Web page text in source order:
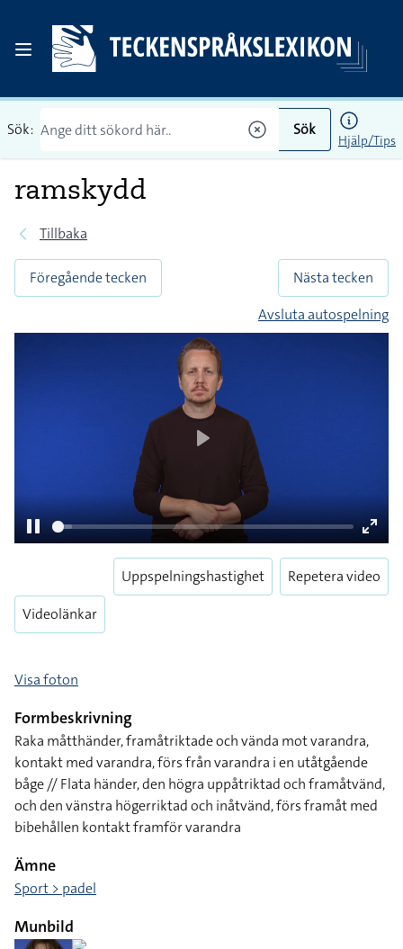
Sök: Sök
Hjälp/Tips
ramskydd
Tillbaka
Föregående tecken
Nästa tecken
Avsluta autospelning
Enter
Videolänkar
Uppspelningshastighet Repetera video
Visa foton
Formbeskrivning
Raka måtthänder, framåtriktade och vända mot varandra,
kontakt med varandra, förs från varandra i en utåtgående
båge // Flata händer, den högra uppåtriktad och framåtvänd,
och den vänstra högerriktad och inåtvänd, förs framåt med
bibehållen kontakt framför varandra
Ämne
Sport > padel
Munbild